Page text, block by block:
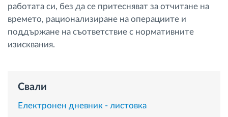
Разберете за всички функционалности
Калкулатор за спестявания
работата си, без да се притесняват за отчитане на
времето, рационализиране на операциите и
поддържане на съответствие с нормативните
изисквания.
Свали
Електронен дневник - листовка